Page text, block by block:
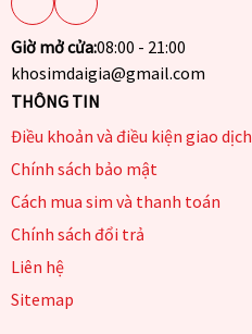
Giờ mở cửa:08:00 - 21:00
khosimdaigia@gmail.com
THÔNG TIN
Điều khoản và điều kiện giao dịch
Chính sách bảo mật
Cách mua sim và thanh toán
Chính sách đổi trả
Liên hệ
Sitemap